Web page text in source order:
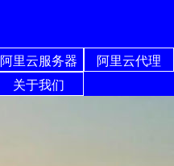
阿里云服务器
阿里云代理
关于我们